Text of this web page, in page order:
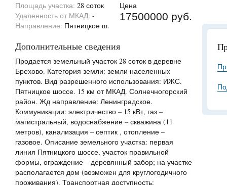
Площадь участка: 28 соток
Удаленность от МКАД: -
Направление: Пятницкое ш.
Цена
17500000 руб.
Дополнительные сведения
Продается земельный участок 28 соток в деревне
Брехово. Категория земли: земли населенных
пунктов. Вид разрешенного использования: ИЖС.
Пятницкое шоссе. 15 км от МКАД. Солнечногорский
район. Жд направление: Ленинградское.
Коммуникации: электричество – 15 кВт, газ –
магистральный, водоснабжение – скважина (11
метров), канализация – септик , отопление –
газовое. Описание земельного участка: первая
линия Пятницкого шоссе, участок правильной
формы, ограждение – деревянный забор; на участке
располагается дом (возможен для круглогодичного
проживания). Транспортная доступность: